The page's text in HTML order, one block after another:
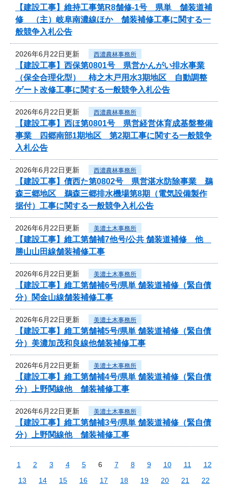
【建設工事】維持工事第R8舗修-1号 県単 舗装道補
修 （主）岐阜南濃線ほか 舗装補修工事に関する一
般競争入札公告
2026年6月22日更新 西濃農林事務所
【建設工事】西保第0801号 県営かんがい排水事業
（保全合理化型） 柿之木戸用水3期地区 自動調整
ゲート改修工事に関する一般競争入札公告
2026年6月22日更新 西濃農林事務所
【建設工事】西ほ第0801号 県営経営体育成基盤整備
事業 四郷南部1期地区 第2期工事に関する一般競争
入札公告
2026年6月22日更新 西濃農林事務所
【建設工事】債西た第0802号 県営湛水防除事業 鵜
森三郷地区 鵜森三郷排水機場第8期（電気設備製作
据付）工事に関する一般競争入札公告
2026年6月22日更新 美濃土木事務所
【建設工事】維工第舗補7他号/公共 舗装道補修 他
勝山山田線舗装補修工事
2026年6月22日更新 美濃土木事務所
【建設工事】維工第舗補6号/県単 舗装道補修（緊自債
分）関金山線舗装補修工事
2026年6月22日更新 美濃土木事務所
【建設工事】維工第舗補5号/県単 舗装道補修（緊自債
分）美濃加茂和良線他舗装補修工事
2026年6月22日更新 美濃土木事務所
【建設工事】維工第舗補4号/県単 舗装道補修（緊自債
分）上野関線他 舗装補修工事
2026年6月22日更新 美濃土木事務所
【建設工事】維工第舗補3号/県単 舗装道補修（緊自債
分）上野関線他 舗装補修工事
1 2 3 4 5 6 7 8 9 10 11
12
13
14 15 16 17 18 19 20 21
22